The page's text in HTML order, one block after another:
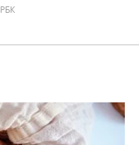
РБК